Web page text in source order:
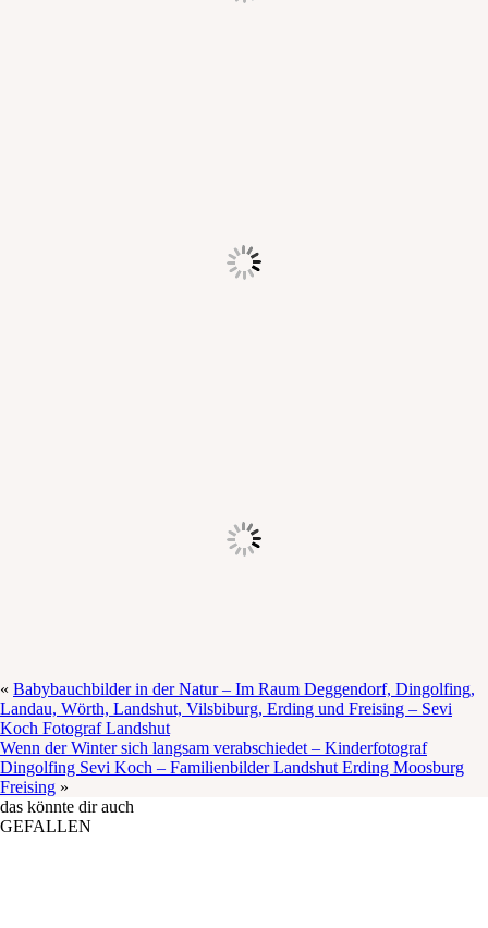
« Babybauchbilder in der Natur – Im Raum Deggendorf, Dingolfing,
Landau, Wörth, Landshut, Vilsbiburg, Erding und Freising – Sevi
Koch Fotograf Landshut
Wenn der Winter sich langsam verabschiedet – Kinderfotograf
Dingolfing Sevi Koch – Familienbilder Landshut Erding Moosburg
Freising »
das könnte dir auch
GEFALLEN